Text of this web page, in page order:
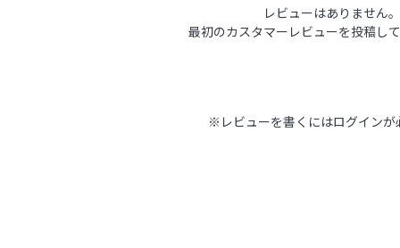
レビューはありません。
最初のカスタマーレビューを投稿し
※レビューを書くにはログインが